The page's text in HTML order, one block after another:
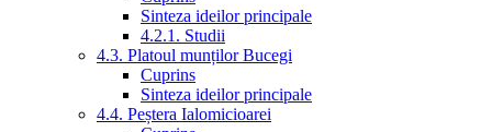
Sinteza ideilor principale
4.2.1. Studii
4.3. Platoul munților Bucegi
Cuprins
Sinteza ideilor principale
4.4. Peștera Ialomicioarei